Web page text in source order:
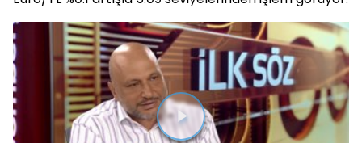
Videoyu